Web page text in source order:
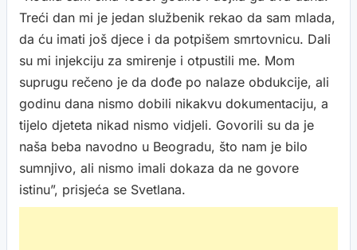
Treći dan mi je jedan službenik rekao da sam mlada,
da ću imati još djece i da potpišem smrtovnicu. Dali
su mi injekciju za smirenje i otpustili me. Mom
suprugu rečeno je da dođe po nalaze obdukcije, ali
godinu dana nismo dobili nikakvu dokumentaciju, a
tijelo djeteta nikad nismo vidjeli. Govorili su da je
naša beba navodno u Beogradu, što nam je bilo
sumnjivo, ali nismo imali dokaza da ne govore
istinu”, prisjeća se Svetlana.